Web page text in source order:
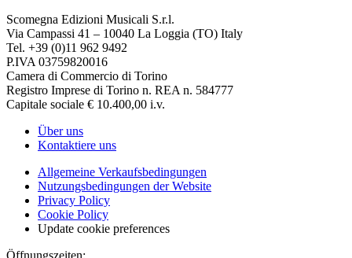
Scomegna Edizioni Musicali S.r.l.
Via Campassi 41 – 10040 La Loggia (TO) Italy
Tel. +39 (0)11 962 9492
P.IVA 03759820016
Camera di Commercio di Torino
Registro Imprese di Torino n. REA n. 584777
Capitale sociale € 10.400,00 i.v.
Über uns
Kontaktiere uns
Allgemeine Verkaufsbedingungen
Nutzungsbedingungen der Website
Privacy Policy
Cookie Policy
Update cookie preferences
Öffnungszeiten: